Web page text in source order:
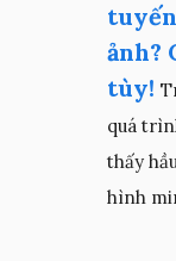
ảnh?
tùy!
quá
thấy
hình